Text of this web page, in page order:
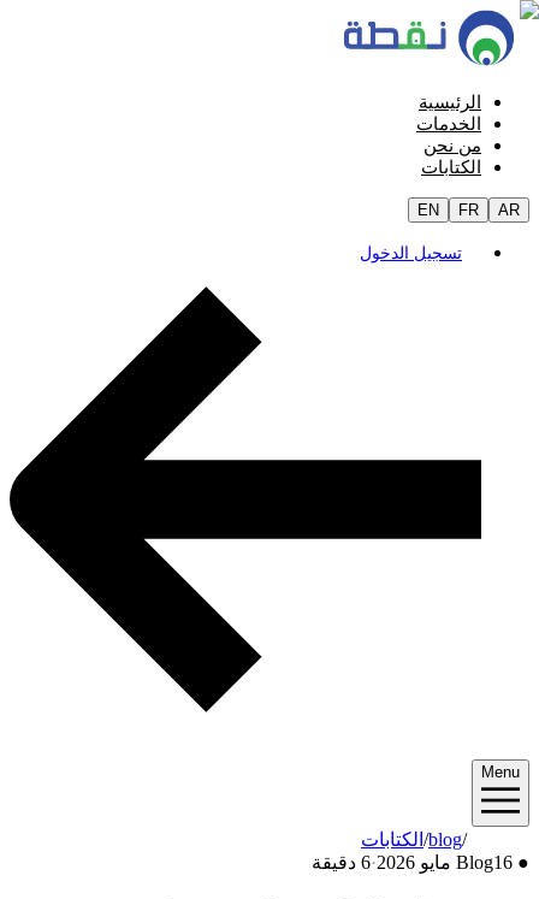
الرئيسية
الخدمات
من نحن
الكتابات
EN FR AR
تسجيل الدخول
Menu
الكتابات/blog
●
Blog16 مايو 2026 ·6 دقيقة